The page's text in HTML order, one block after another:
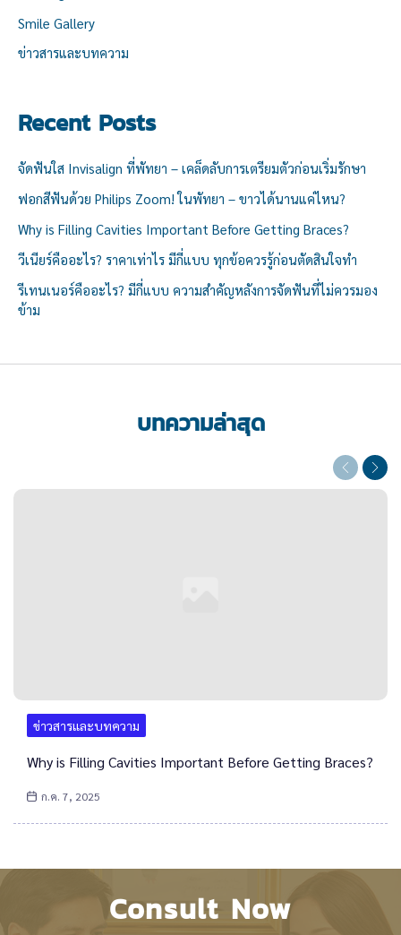
Smile Gallery
ข่าวสารและบทความ
Recent Posts
จัดฟันใส Invisalign ที่พัทยา – เคล็ดลับการเตรียมตัวก่อนเริ่มรักษา
ฟอกสีฟันด้วย Philips Zoom! ในพัทยา – ขาวได้นานแค่ไหน?
Why is Filling Cavities Important Before Getting Braces?
วีเนียร์คืออะไร? ราคาเท่าไร มีกี่แบบ ทุกข้อควรรู้ก่อนตัดสินใจทำ
รีเทนเนอร์คืออะไร? มีกี่แบบ ความสำคัญหลังการจัดฟันที่ไม่ควรมอง
ข้าม
บทความล่าสุด
Previous
Next
ข่าวสารและบทความ
Why is Filling Cavities Important Before Getting Braces?
ก.ค. 7, 2025
Consult Now